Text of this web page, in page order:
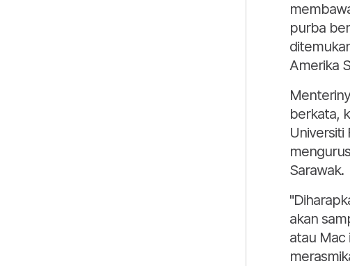
purba
Amerika
berkata,
Universiti
Sarawak.
akan
atau Mac